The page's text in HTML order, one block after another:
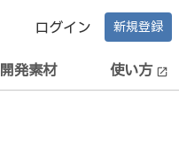
ログイン 新規登録
開発素材 使い方 open_in_new